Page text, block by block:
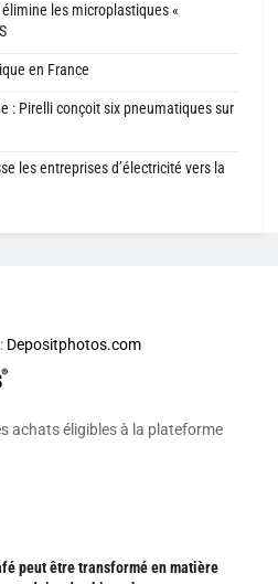
les microplastiques «
en France
: Pirelli conçoit six pneumatiques sur
les entreprises d’électricité vers la
Depositphotos.com
achats éligibles à la plateforme
peut être transformé en matière